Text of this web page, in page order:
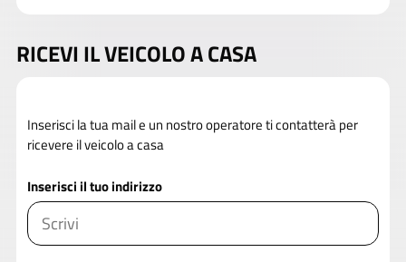
RICEVI IL VEICOLO A CASA
Inserisci la tua mail e un nostro operatore ti contatterà per
ricevere il veicolo a casa
Inserisci il tuo indirizzo